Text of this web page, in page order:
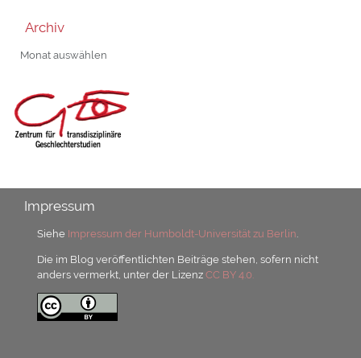
Archiv
Archiv
Impressum
Siehe Impressum der Humboldt-Universität zu Berlin.
Die im Blog veröffentlichten Beiträge stehen, sofern nicht
anders vermerkt, unter der LizenzCC BY 4.0.